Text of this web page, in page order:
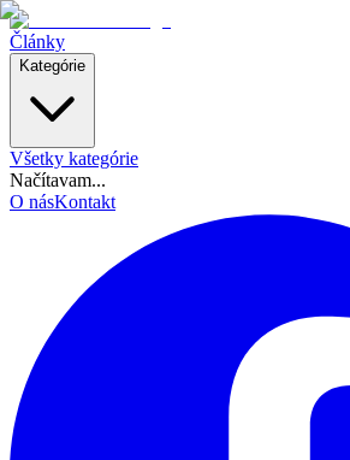
Články
Kategórie
Všetky kategórie
Načítavam...
O násKontakt